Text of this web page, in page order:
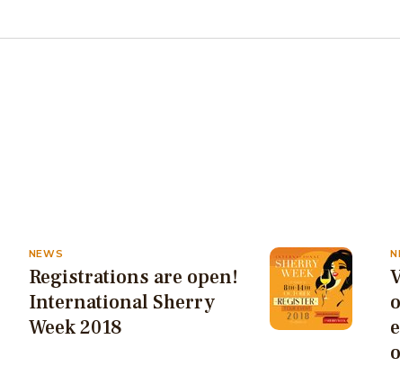
NEWS
Registrations are open!
International Sherry
Week 2018